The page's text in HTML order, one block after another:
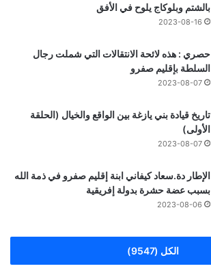
بالشتم وبلوكاج يلوح في الأفق
2023-08-16
حصري : هذه لائحة الانتقالات التي شملت رجال
السلطة بإقليم صفرو
2023-08-07
تاريخ قيادة بني يازغة بين الواقع والخيال (الحلقة
الأولى)
2023-08-07
الإطار دة.سعاد كيفاني ابنة إقليم صفرو في ذمة الله
بسبب عضة حشرة بدولة إفريقية
2023-08-06
الكل (9547)